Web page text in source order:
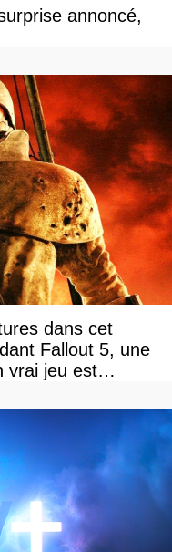
annoncé,
dans cet
Fallout 5, une
vrai jeu est